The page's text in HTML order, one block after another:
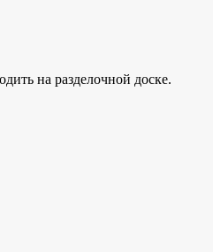
на разделочной доске.